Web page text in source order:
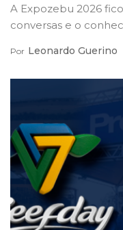
A Expozebu 2026
conversas e o
Por Leonardo Guerino